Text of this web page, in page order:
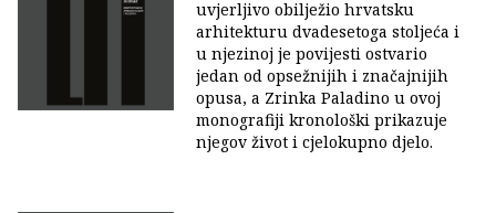
uvjerljivo obilježio hrvatsku
arhitekturu dvadesetoga stoljeća i
u njezinoj je povijesti ostvario
jedan od opsežnijih i značajnijih
opusa, a Zrinka Paladino u ovoj
monografiji kronološki prikazuje
njegov život i cjelokupno djelo.